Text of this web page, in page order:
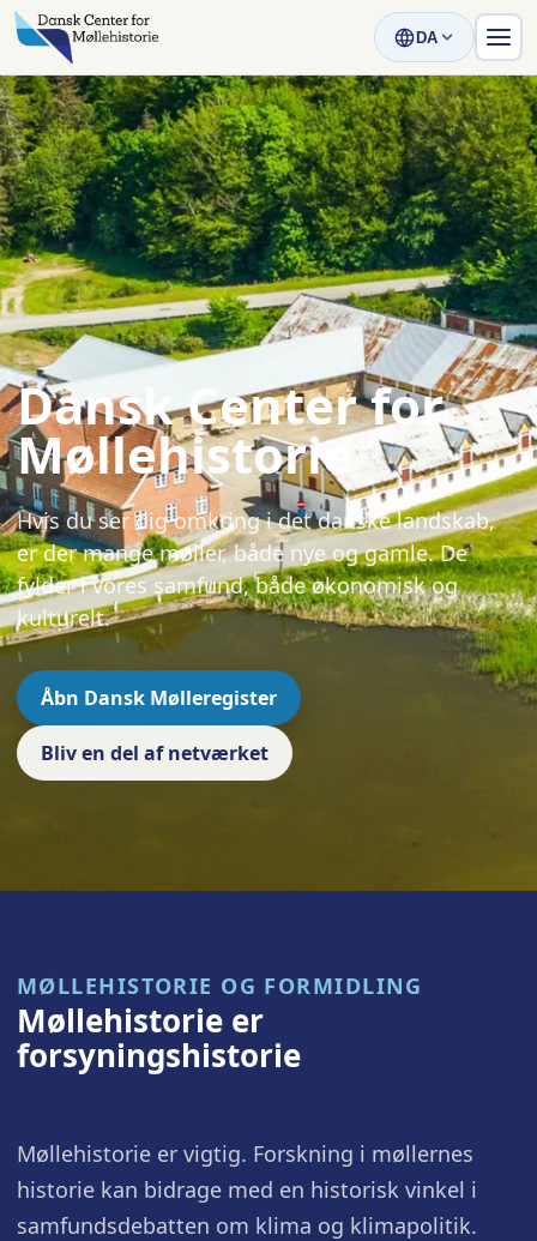
DA
Dansk Center for
Møllehistorie
Hvis du ser dig omkring i det danske landskab,
er der mange møller, både nye og gamle. De
fylder i vores samfund, både økonomisk og
kulturelt.
Åbn Dansk Mølleregister
Bliv en del af netværket
MØLLEHISTORIE OG FORMIDLING
Møllehistorie er
forsyningshistorie
Møllehistorie er vigtig. Forskning i møllernes
historie kan bidrage med en historisk vinkel i
samfundsdebatten om klima og klimapolitik.